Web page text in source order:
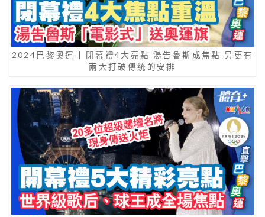
2024巴黎奧運 | 閉幕禮4大亮點 湯告魯斯成焦點 另更有
兩大打破傳統的安排